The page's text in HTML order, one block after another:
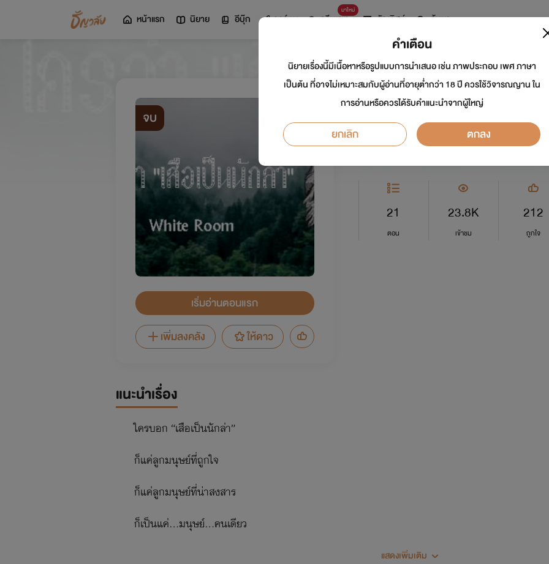
หน้าแรก นิยาย อีบุ๊ก การ์ตูน
มาใหม่
ดรีมแชท ธัญลิสต์ ค้นหา
จบ
เริ่มอ่านตอนแรก
เพิ่มลงคลัง
ให้ดาว
ใครว่า "เสือเป็นนัก
นักเขียน:KaGe/White Room
Y
21
ตอน
23.8K
เข้าชม
212
ถูกใจ
แนะนำเรื่อง
ใครบอก “เสือเป็นนักล่า”
ก็แค่ลูกมนุษย์ที่ถูกใจ
ก็แค่ลูกมนุษย์ที่น่าสงสาร
ก็เป็นแค่...มนุษย์...คนเดียว
แสดงเพิ่มเติม
คำเตือน
นิยายเรื่องนี้มีเนื้อหาหรือรูปแบบการนำเสนอ เช่น ภาพประกอบ เพศ ภาษา
เป็นต้น ที่อาจไม่เหมาะสมกับผู้อ่านที่อายุต่ำกว่า 18 ปี ควรใช้วิจารณญาน ใน
การอ่านหรือควรได้รับคำแนะนำจากผู้ใหญ่
ยกเลิก ตกลง